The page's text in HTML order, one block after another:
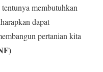
membutuhkan
dapat
pertanian kita